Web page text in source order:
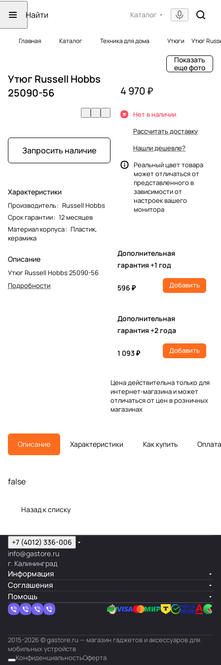
Каталог
Главная Каталог Техника для дома Утюги Утюг
Показать
еще фото
Утюг Russell Hobbs
25090-56
Запросить наличие
Характеристики
Производитель: Russell Hobbs
Срок гарантии: 12 месяцев
Материал корпуса: Пластик,
керамика
Описание
Утюг Russell Hobbs 25090-56
Подробности
4 970 ₽
Нет в наличии
Рассчитать доставку
Нашли дешевле?
Реальный цвет товара
может отличаться от
представленного в
зависимости от
настроек вашего
монитора
Дополнительная
гарантия +1 год
596 ₽ Добавить
Дополнительная
гарантия +2 года
1 093 ₽ Добавить
Цена действительна только для
интернет-магазина и может
отличаться от цен в розничных
магазинах
Описание Характеристики Как купить Оплата
false
Назад к списку
+7 (4012) 336-006
info@gastore.ru
г. Калининград
Информация
Соглашения
Помощь
2015-2026 © gastore.ru — магазин гаджетов и аксессуаров для
мобильных устройств
КонфиденциальностьОферта